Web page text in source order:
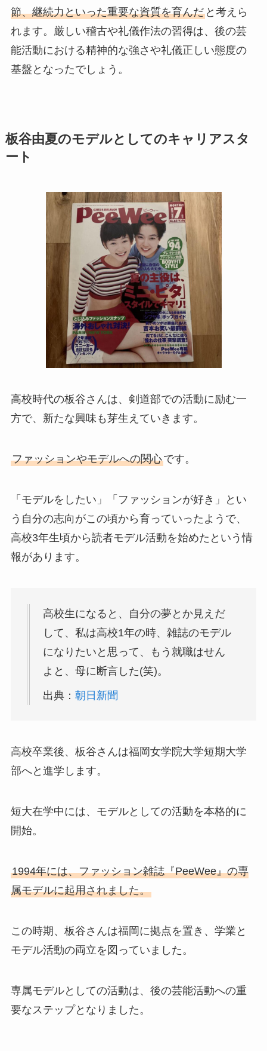
節、継続力といった重要な資質を育んだと考えら
れます。厳しい稽古や礼儀作法の習得は、後の芸
能活動における精神的な強さや礼儀正しい態度の
基盤となったでしょう。
板谷由夏のモデルとしてのキャリアスタ
ート
高校時代の板谷さんは、剣道部での活動に励む一
方で、新たな興味も芽生えていきます。
ファッションやモデルへの関心です。
「モデルをしたい」「ファッションが好き」とい
う自分の志向がこの頃から育っていったようで、
高校3年生頃から読者モデル活動を始めたという情
報があります。
高校生になると、自分の夢とか見えだ
して、私は高校1年の時、雑誌のモデル
になりたいと思って、もう就職はせん
よと、母に断言した(笑)。
出典： 朝日新聞
高校卒業後、板谷さんは福岡女学院大学短期大学
部へと進学します。
短大在学中には、モデルとしての活動を本格的に
開始。
1994年には、ファッション雑誌『PeeWee』の専
属モデルに起用されました。
この時期、板谷さんは福岡に拠点を置き、学業と
モデル活動の両立を図っていました。
専属モデルとしての活動は、後の芸能活動への重
要なステップとなりました。